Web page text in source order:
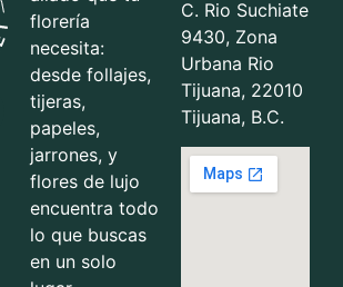
florería
necesita:
desde follajes,
tijeras,
papeles,
jarrones, y
flores de lujo
encuentra todo
lo que buscas
en un solo
C. Rio Suchiate
9430, Zona
Urbana Rio
Tijuana, 22010
Tijuana, B.C.